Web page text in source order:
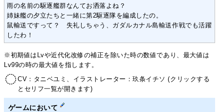
雨の名前の駆逐艦群なんてお洒落よね？
姉妹艦の夕立たちと一緒に第2駆逐隊を編成したの。
鼠輸送ですって？ 失礼しちゃう、ガダルカナル島輸送作戦でも活躍
したわ！
※初期値はLvや近代化改修の補正を除いた時の数値であり、最大値は
Lv99の時の最大値を指します。
CV：タニベユミ、イラストレーター：玖条イチソ (クリックする
とセリフ一覧が開きます)
ゲームにおいて